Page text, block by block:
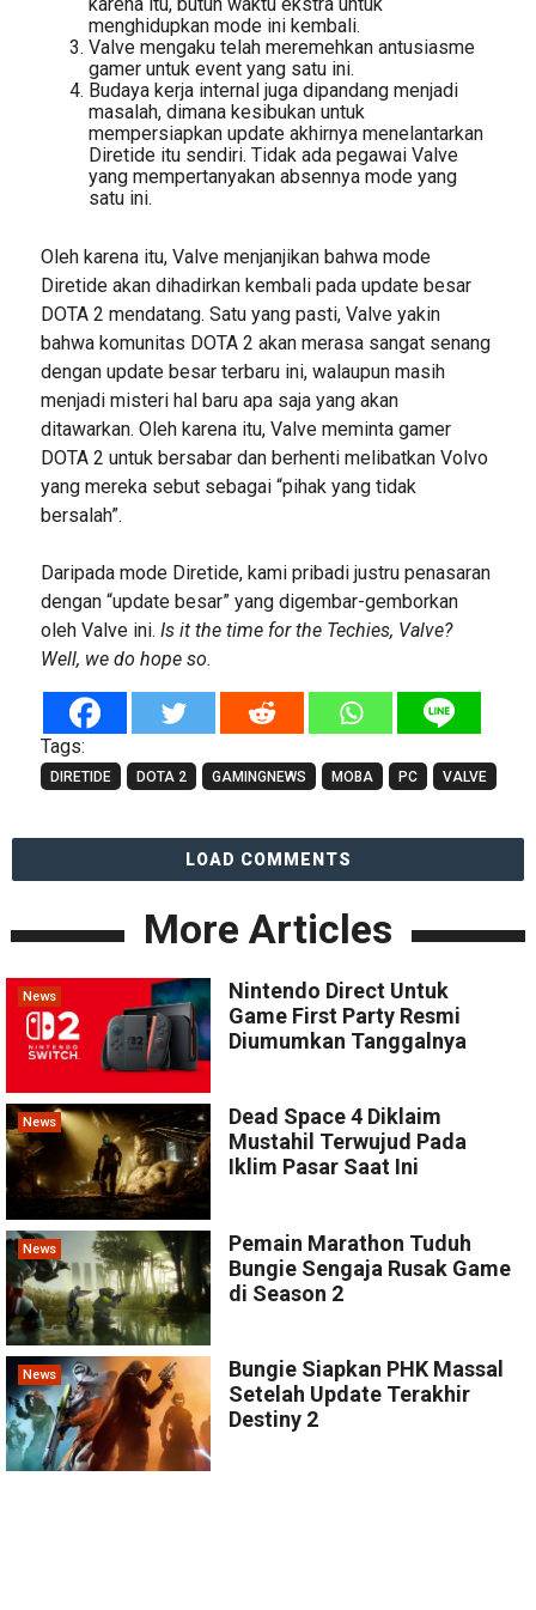
menghidupkan mode ini kembali.
Valve mengaku telah meremehkan antusiasme
gamer untuk event yang satu ini.
Budaya kerja internal juga dipandang menjadi
masalah, dimana kesibukan untuk
mempersiapkan update akhirnya menelantarkan
Diretide itu sendiri. Tidak ada pegawai Valve
yang mempertanyakan absennya mode yang
satu ini.
Oleh karena itu, Valve menjanjikan bahwa mode
Diretide akan dihadirkan kembali pada update besar
DOTA 2 mendatang. Satu yang pasti, Valve yakin
bahwa komunitas DOTA 2 akan merasa sangat senang
dengan update besar terbaru ini, walaupun masih
menjadi misteri hal baru apa saja yang akan
ditawarkan. Oleh karena itu, Valve meminta gamer
DOTA 2 untuk bersabar dan berhenti melibatkan Volvo
yang mereka sebut sebagai “pihak yang tidak
bersalah”.
Daripada mode Diretide, kami pribadi justru penasaran
dengan “update besar” yang digembar-gemborkan
oleh Valve ini. Is it the time for the Techies, Valve?
Well, we do hope so.
Tags:
DIRETIDE DOTA 2 GAMINGNEWS MOBA PC VALVE
LOAD COMMENTS
More Articles
News
Nintendo Direct Untuk
Game First Party Resmi
Diumumkan Tanggalnya
News
Dead Space 4 Diklaim
Mustahil Terwujud Pada
Iklim Pasar Saat Ini
News
Pemain Marathon Tuduh
Bungie Sengaja Rusak Game
di Season 2
News
Bungie Siapkan PHK Massal
Setelah Update Terakhir
Destiny 2